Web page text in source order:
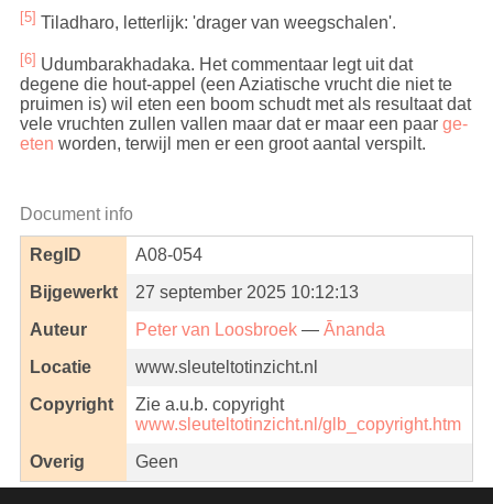
[5] Tiladharo, letterlijk: 'drager van weegschalen'.
[6] Udumbarakhadaka. Het commentaar legt uit dat
degene die hout-appel (een Aziatische vrucht die niet te
pruimen is) wil eten een boom schudt met als resultaat dat
vele vruchten zullen vallen maar dat er maar een paar ge-
eten worden, terwijl men er een groot aantal verspilt.
Document info
RegID
A08-054
Bijgewerkt
27 september 2025 10:12:13
Auteur
Peter van Loosbroek— Ānanda
Locatie
www.sleuteltotinzicht.nl
Copyright
Zie a.u.b. copyright
www.sleuteltotinzicht.nl/glb_copyright.htm
Overig
Geen